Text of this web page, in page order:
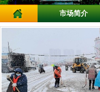
市场简介